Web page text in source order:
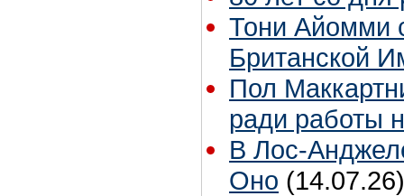
Тони Айомми
Британской
Пол
ради работы
В Лос-
Оно (14.07.26)